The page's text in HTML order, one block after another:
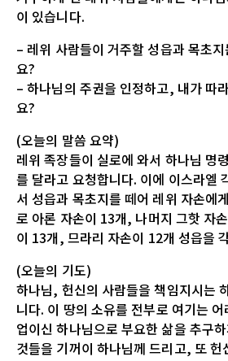
이 있습니다.
– 레위 사람들이 거주할 성읍과 목초
요?
– 하나님의 주권을 인정하고, 내가 따
요?
(오늘의 말씀 요약)
레위 족장들이 실로에 와서 하나님 명
를 달라고 요청합니다. 이에 이스라엘
서 성읍과 목초지를 떼어 레위 자손에
로 아론 자손이 13개, 나머지 그핫 자
이 13개, 므라리 자손이 12개 성읍을
(오늘의 기도)
하나님, 헌신의 사람들을 책임지시는
니다. 이 땅의 소유를 전부로 여기는
업이신 하나님으로 부요한 삶을 추구
것들을 기꺼이 하나님께 드리고, 또 헌